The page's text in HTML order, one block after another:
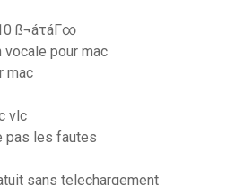
ß¬áτáΓ∞
pour mac
mac
vlc
pas les fautes
sans telechargement